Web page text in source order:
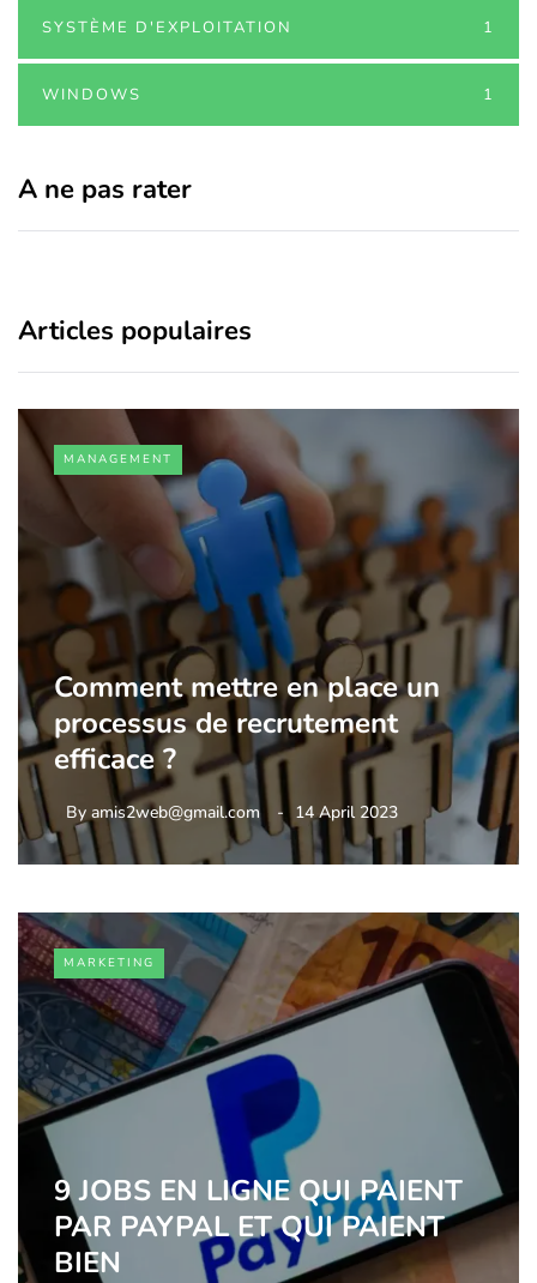
SYSTÈME D'EXPLOITATION 1
WINDOWS 1
A ne pas rater
Articles populaires
MANAGEMENT
Comment mettre en place un
processus de recrutement
efficace ?
By amis2web@gmail.com 14 April 2023
MARKETING
9 JOBS EN LIGNE QUI PAIENT
PAR PAYPAL ET QUI PAIENT
BIEN